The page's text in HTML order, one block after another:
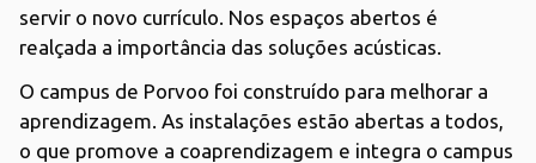
servir o novo currículo. Nos espaços abertos é
realçada a importância das soluções acústicas.
O campus de Porvoo foi construído para melhorar a
aprendizagem. As instalações estão abertas a todos,
o que promove a coaprendizagem e integra o campus